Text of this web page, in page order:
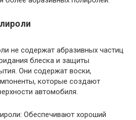
не содержат абразивных частиц
блеска и защиты
Они содержат воски,
которые создают
автомобиля.
Обеспечивают хороший